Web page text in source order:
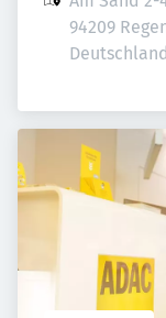
94209
Deutschland